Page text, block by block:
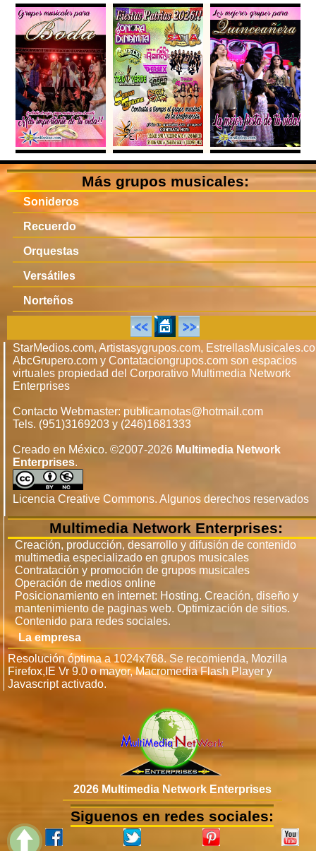
Más grupos musicales:
Sonideros
Recuerdo
Orquestas
Versátiles
Norteños
StarMedios.com, Artistasygrupos.com,
AbcGrupero.com y Contataciongrupos.com son espacios
virtuales propiedad del Corporativo Multimedia Network
Enterprises
Contacto Webmaster: publicarnotas@hotmail.com
Tels. (951)3169203 y (246)1681333
Creado en México. ©2007-2026 Multimedia Network
Enterprises.
Licencia Creative Commons. Algunos derechos reservados
Multimedia Network Enterprises:
Creación, producción, desarrollo y difusión de contenido
multimedia especializado en grupos musicales
Contratación y promoción de grupos musicales
Operación de medios online
Posicionamiento en internet: Hosting. Creación, diseño y
mantenimiento de paginas web. Optimización de sitios.
Contenido para redes sociales.
La empresa
Resolución óptima a 1024x768. Se recomienda, Mozilla
Firefox,IE Vr 9.0 o mayor, Macromedia Flash Player y
Javascript activado.
2026 Multimedia Network Enterprises
Siguenos en redes sociales: